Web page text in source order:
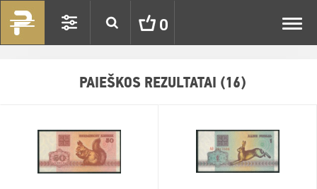
0
PAIEŠKOS REZULTATAI (16)